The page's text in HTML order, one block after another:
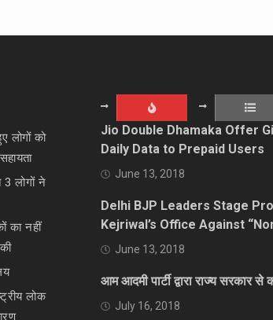
लोगों को
3 लोगों ने
का नहीं
लोक
Jio Double Dhamaka Offer
Daily Data to Prepaid Users
June 13, 2018
Delhi BJP Leaders Stage
Kejriwal’s Office Against
June 13, 2018
आम आदमी पार्टी द्वारा राज्य सरकार से
July 16, 2018